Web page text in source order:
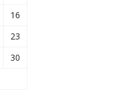
16
23
30